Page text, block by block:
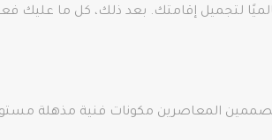
لتجميل إقامتك. بعد ذلك، كل ما عليك
المعاصرين مكونات فنية مذهلة مستوحاة